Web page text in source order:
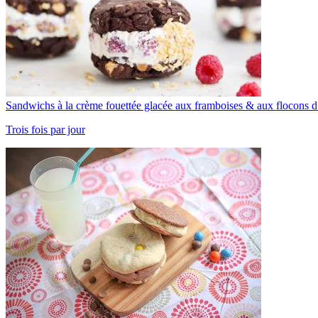
Sandwichs à la crème fouettée glacée aux framboises & aux flocons
Trois fois par jour